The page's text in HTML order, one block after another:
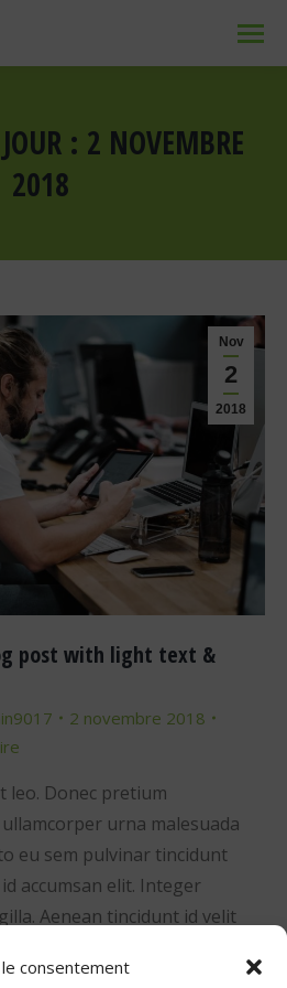
consentement
: 2 NOVEMBRE
2018
Nov
2
2018
post with light text &
2 novembre 2018
leo. Donec pretium
urna malesuada
eu sem pulvinar tincidunt
accumsan elit. Integer
Aenean tincidunt id velit
quis maximus nisi.